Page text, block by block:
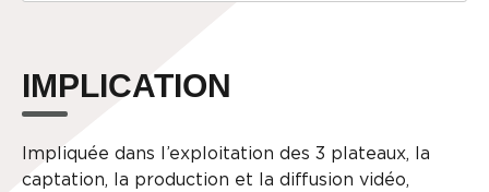
IMPLICATION
Impliquée dans l’exploitation des 3 plateaux, la
captation, la production et la diffusion vidéo,